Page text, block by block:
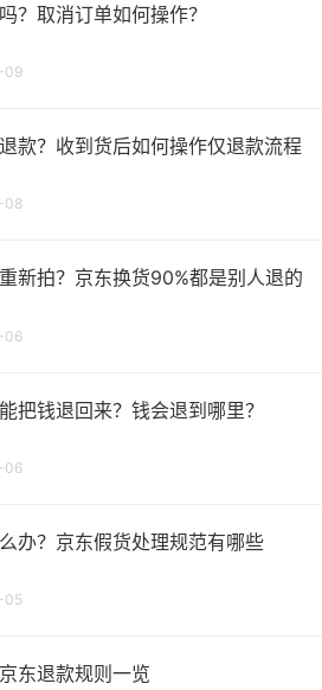
？取消订单如何操作？
09
款？收到货后如何操作仅退款流程
08
新拍？京东换货90%都是别人退的
06
把钱退回来？钱会退到哪里？
06
办？京东假货处理规范有哪些
05
东退款规则一览